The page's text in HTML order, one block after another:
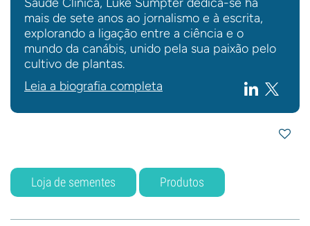
mais de sete anos ao jornalismo e à escrita,
explorando a ligação entre a ciência e o
mundo da canábis, unido pela sua paixão pelo
cultivo de plantas.
Leia a biografia completa
Loja de sementes Produtos